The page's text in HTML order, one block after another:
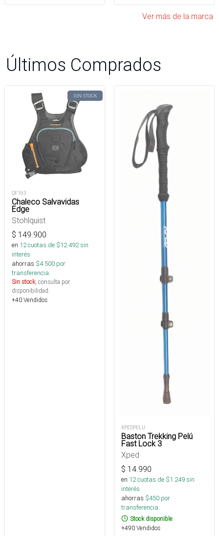
Ver más de la marca
Últimos Comprados
SIN STOCK
QF163
Chaleco Salvavidas
Edge
Stohlquist
$ 149.900
en 12cuotas de $12.492sin
interés
ahorras $4.500 por
transferencia.
Sin stock, consulta por
disponibilidad.
+40 Vendidos
XPEDPELU
Baston Trekking Pelú
Fast Lock 3
Xped
$ 14.990
en 12cuotas de $1.249sin
interés
ahorras $450 por
transferencia.
Stock disponible
+490 Vendidos